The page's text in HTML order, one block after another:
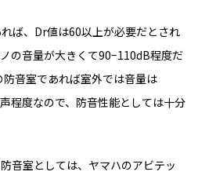
ば、Dr値は60以上が必要だとされ
の音量が大きくて90−110dB程度だ
音室であれば室外では音量は
程度なので、防音性能としては十分
音室としては、ヤマハのアビテッ